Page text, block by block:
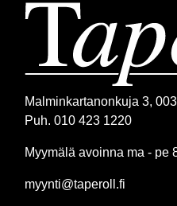
Malminkartanonkuja 3,
Puh. 010 423 1220
Myymälä avoinna ma - pe
myynti@taperoll.fi